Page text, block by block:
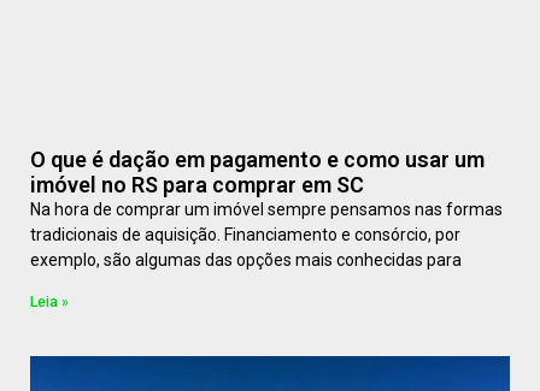
O que é dação em pagamento e como usar um
imóvel no RS para comprar em SC
Na hora de comprar um imóvel sempre pensamos nas formas
tradicionais de aquisição. Financiamento e consórcio, por
exemplo, são algumas das opções mais conhecidas para
Leia »